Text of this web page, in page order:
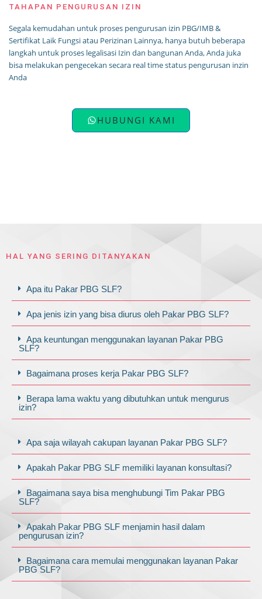
TAHAPAN PENGURUSAN IZIN
Segala kemudahan untuk proses pengurusan izin PBG/IMB &
Sertifikat Laik Fungsi atau Perizinan Lainnya, hanya butuh beberapa
langkah untuk proses legalisasi Izin dan bangunan Anda, Anda juka
bisa melakukan pengecekan secara real time status pengurusan inzin
Anda
HUBUNGI KAMI
HAL YANG SERING DITANYAKAN
Apa itu Pakar PBG SLF?
Apa jenis izin yang bisa diurus oleh Pakar PBG SLF?
Apa keuntungan menggunakan layanan Pakar PBG
SLF?
Bagaimana proses kerja Pakar PBG SLF?
Berapa lama waktu yang dibutuhkan untuk mengurus
izin?
Apa saja wilayah cakupan layanan Pakar PBG SLF?
Apakah Pakar PBG SLF memiliki layanan konsultasi?
Bagaimana saya bisa menghubungi Tim Pakar PBG
SLF?
Apakah Pakar PBG SLF menjamin hasil dalam
pengurusan izin?
Bagaimana cara memulai menggunakan layanan Pakar
PBG SLF?